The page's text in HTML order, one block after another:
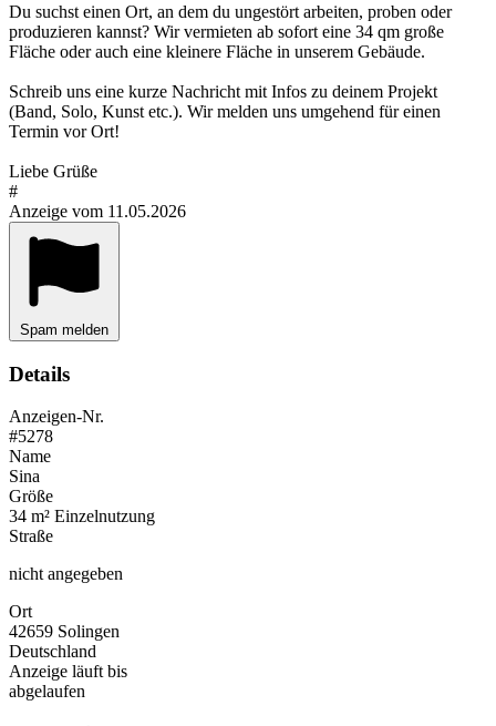
Du suchst einen Ort, an dem du ungestört arbeiten, proben oder
produzieren kannst? Wir vermieten ab sofort eine 34 qm große
Fläche oder auch eine kleinere Fläche in unserem Gebäude.
Schreib uns eine kurze Nachricht mit Infos zu deinem Projekt
(Band, Solo, Kunst etc.). Wir melden uns umgehend für einen
Termin vor Ort!
Liebe Grüße
#
Anzeige vom 11.05.2026
Spam melden
Details
Anzeigen-Nr.
#5278
Name
Sina
Größe
34 m² Einzelnutzung
Straße
nicht angegeben
Ort
42659 Solingen
Deutschland
Anzeige läuft bis
abgelaufen